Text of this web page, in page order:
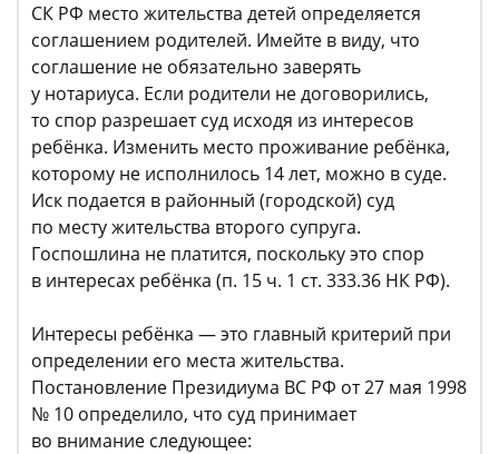
СК РФ место жительства детей определяется
соглашением родителей. Имейте в виду, что
соглашение не обязательно заверять
у нотариуса. Если родители не договорились,
то спор разрешает суд исходя из интересов
ребёнка. Изменить место проживание ребёнка,
которому не исполнилось 14 лет, можно в суде.
Иск подается в районный (городской) суд
по месту жительства второго супруга.
Госпошлина не платится, поскольку это спор
в интересах ребёнка (п. 15 ч. 1 ст. 333.36 НК РФ).
Интересы ребёнка — это главный критерий при
определении его места жительства.
Постановление Президиума ВС РФ от 27 мая 1998
№ 10 определило, что суд принимает
во внимание следующее: